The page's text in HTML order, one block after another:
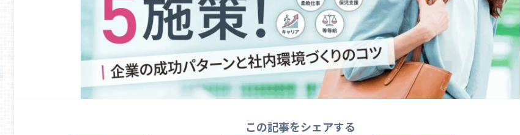
この記事をシェアする